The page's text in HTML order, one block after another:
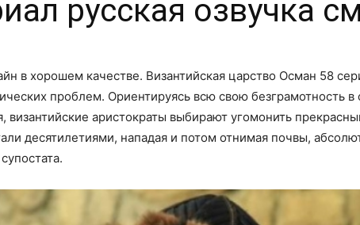
русская озвучка
в хорошем качестве. Византийская царство Осман 58
проблем. Ориентируясь всю свою безграмотность
византийские аристократы выбирают угомонить
десятилетиями, нападая и потом отнимая почвы,